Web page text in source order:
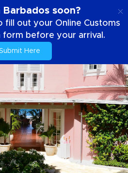
soon?
fill out your Online Customs
form before your arrival.
Here